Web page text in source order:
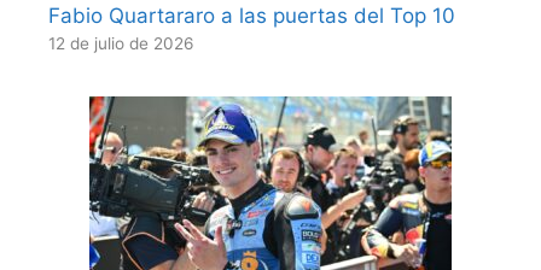
Fabio Quartararo a las puertas del Top 10
12 de julio de 2026